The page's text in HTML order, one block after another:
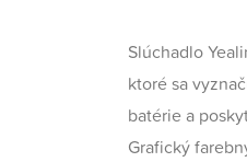
Slúchadlo
ktoré sa
batérie a
Grafický